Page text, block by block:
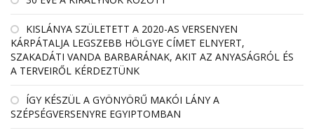
KISLÁNYA SZÜLETETT A 2020-AS VERSENYEN
KÁRPÁTALJA LEGSZEBB HÖLGYE CÍMET ELNYERT,
SZAKADÁTI VANDA BARBARÁNAK, AKIT AZ ANYASÁGRÓL ÉS
A TERVEIRŐL KÉRDEZTÜNK
ÍGY KÉSZÜL A GYÖNYÖRŰ MAKÓI LÁNY A
SZÉPSÉGVERSENYRE EGYIPTOMBAN